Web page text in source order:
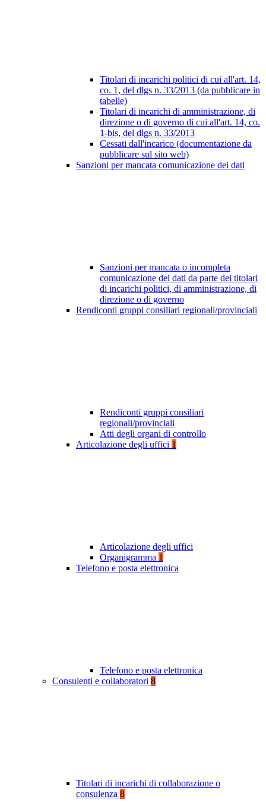
Titolari di incarichi politici di cui all'art. 14,
co. 1, del dlgs n. 33/2013 (da pubblicare in
tabelle)
Titolari di incarichi di amministrazione, di
direzione o di governo di cui all'art. 14, co.
1-bis, del dlgs n. 33/2013
Cessati dall'incarico (documentazione da
pubblicare sul sito web)
Sanzioni per mancata comunicazione dei dati
Sanzioni per mancata o incompleta
comunicazione dei dati da parte dei titolari
di incarichi politici, di amministrazione, di
direzione o di governo
Rendiconti gruppi consiliari regionali/provinciali
Rendiconti gruppi consiliari
regionali/provinciali
Atti degli organi di controllo
Articolazione degli uffici 1
Articolazione degli uffici
Organigramma 1
Telefono e posta elettronica
Telefono e posta elettronica
Consulenti e collaboratori 8
Titolari di incarichi di collaborazione o
consulenza 8